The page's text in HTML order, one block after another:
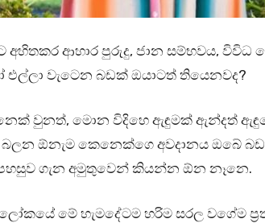
අහිතකර ආහාර පුරුදු, ජාන සම්භවය,
වැටෙන බඩක් ඔයාටත් තියෙනවද?
වුනත්, මොන විදිහෙ ඇඳුමක් ඇන්දත්
බලන ඕනැම කෙනෙක්ගෙ අවදානය ඔබේ
ගැන අමුතුවෙන් කියන්න ඕන නෑනෙ.
මේ හැමදේටම හරිම සරල වගේම